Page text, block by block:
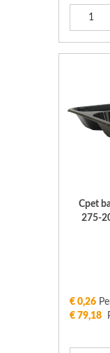
Cpet
275-
€ 0,26
€ 79,18